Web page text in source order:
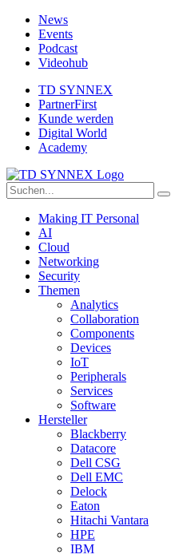
News
Events
Podcast
Videohub
TD SYNNEX
PartnerFirst
Kunde werden
Digital World
Academy
Making IT Personal
AI
Cloud
Networking
Security
Themen
Analytics
Collaboration
Components
Devices
IoT
Peripherals
Services
Software
Hersteller
Blackberry
Datacore
Dell CSG
Dell EMC
Delock
Eaton
Hitachi Vantara
HPE
IBM